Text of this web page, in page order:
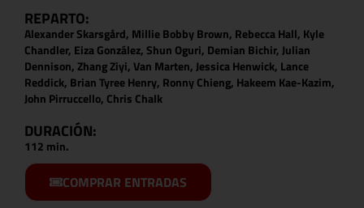
REPARTO:
Alexander Skarsgård, Millie Bobby Brown, Rebecca Hall, Kyle
Chandler, Eiza González, Shun Oguri, Demian Bichir, Julian
Dennison, Zhang Ziyi, Van Marten, Jessica Henwick, Lance
Reddick, Brian Tyree Henry, Ronny Chieng, Hakeem Kae-Kazim,
John Pirruccello, Chris Chalk
DURACIÓN:
112 min.
COMPRAR ENTRADAS